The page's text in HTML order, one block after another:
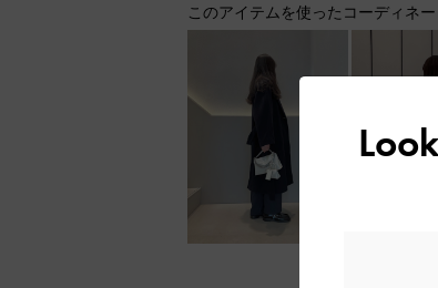
このアイテムを使ったコーディネー